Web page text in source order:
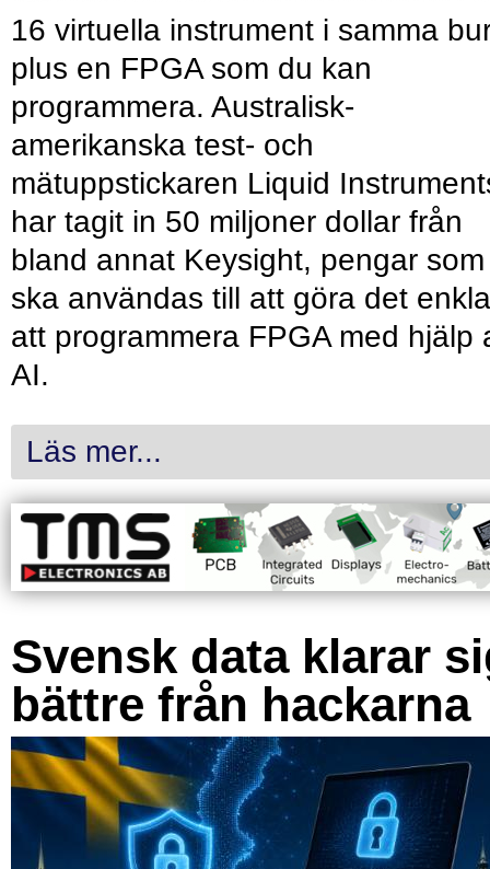
16 virtuella instrument i samma
plus en FPGA som du kan
programmera. Australisk-
amerikanska test- och
mätuppstickaren Liquid
har tagit in 50 miljoner dollar från
bland annat Keysight, pengar som
ska användas till att göra det
att programmera FPGA med hjälp
AI.
Läs mer...
Svensk data klarar
bättre från hackarna